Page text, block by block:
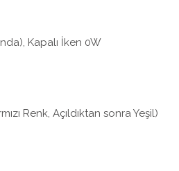
Kapalı İken 0W
Renk, Açıldıktan sonra Yeşil)